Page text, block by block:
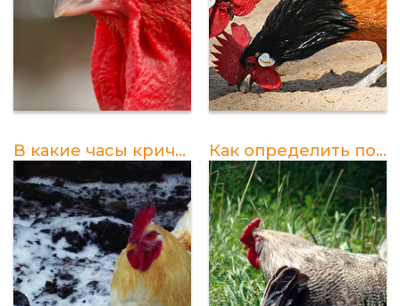
В какие часы кричит петух? Как определить пол петуха: советы и рекомендации